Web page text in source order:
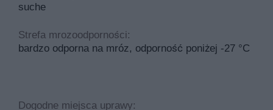
suche
Strefa mrozoodporności:
bardzo odporna na mróz, odporność poniżej -27 °C
Dogodne miejsca uprawy: